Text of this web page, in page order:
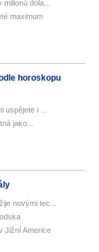
dola...
maximum
horoskopu
uspějete i ...
jako...
novými tec...
Jižní Americe